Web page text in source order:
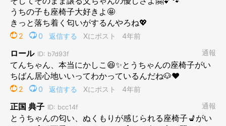
だんなが座ってる「座椅子」がええねん
最近、だんなの座椅子がお気にやねん